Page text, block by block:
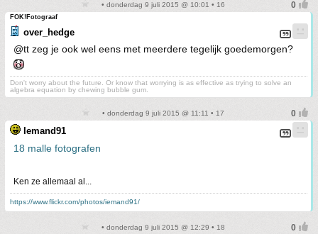
• donderdag 9 juli 2015 @ 10:01 • 16
FOK!Fotograaf
over_hedge
@tt zeg je ook wel eens met meerdere tegelijk goedemorgen?
Don't worry about the future. Or know that worrying is as effective as trying to solve an
algebra equation by chewing bubble gum.
• donderdag 9 juli 2015 @ 11:11 • 17
Iemand91
18 malle fotografen
Ken ze allemaal al...
https://www.flickr.com/photos/iemand91/
• donderdag 9 juli 2015 @ 12:29 • 18